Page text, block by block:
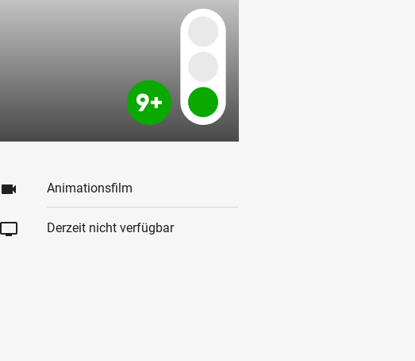
videocam Animationsfilm
tv Derzeit nicht verfügbar